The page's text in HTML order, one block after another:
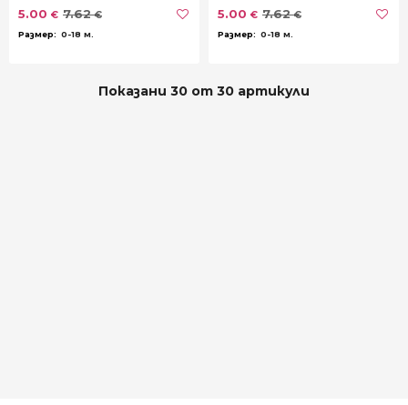
с оранжево райе (0 - 18
5.00 € 7.62€
0-18 м.
момчета в оранжево(0
5.00 € 7.62€
0-18 м.
Показани 30 от 30 артикули